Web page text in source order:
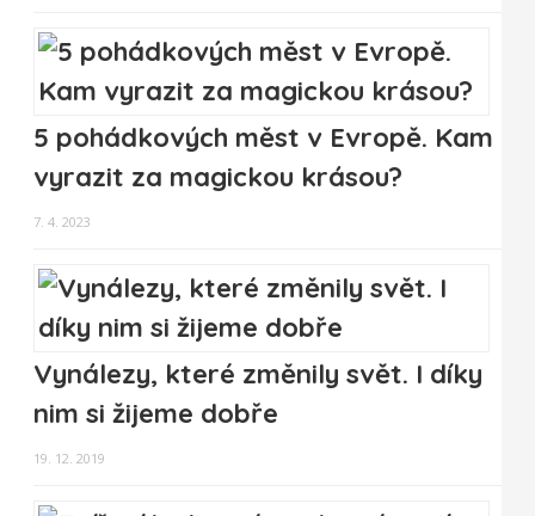
5 pohádkových měst v Evropě. Kam
vyrazit za magickou krásou?
7. 4. 2023
Vynálezy, které změnily svět. I díky
nim si žijeme dobře
19. 12. 2019